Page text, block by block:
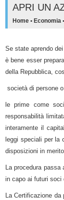
APRI UN
Home • Economia •
Se state aprendo
è bene esser
della Repubblica,
società di persone
le prime come
responsabilità
interamente il
leggi speciali per la
disposizioni in
La procedura
in capo ai futuri soci
La Certificazione